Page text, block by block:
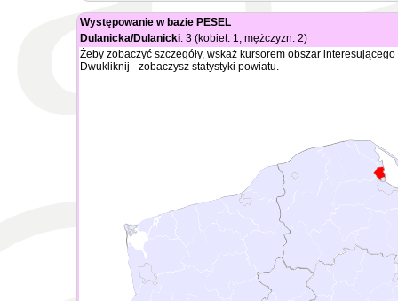
Występowanie w bazie PESEL
Dulanicka/Dulanicki: 3 (kobiet: 1, mężczyzn: 2)
Żeby zobaczyć szczegóły, wskaż kursorem obszar
Dwukliknij - zobaczysz statystyki powiatu.